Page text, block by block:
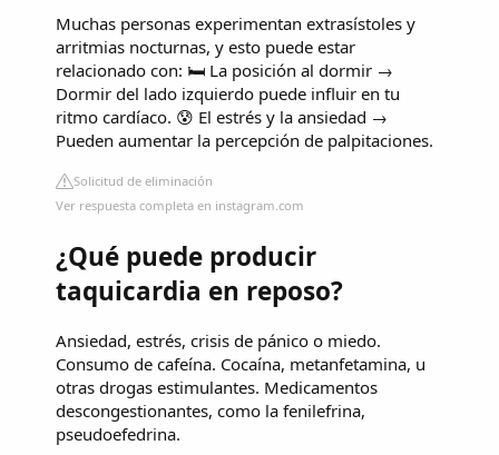
Muchas personas experimentan extrasístoles y
arritmias nocturnas, y esto puede estar
relacionado con: 🛏️ La posición al dormir →
Dormir del lado izquierdo puede influir en tu
ritmo cardíaco. 😰 El estrés y la ansiedad →
Pueden aumentar la percepción de palpitaciones.
Solicitud de eliminación
Ver respuesta completa en instagram.com
¿Qué puede producir
taquicardia en reposo?
Ansiedad, estrés, crisis de pánico o miedo.
Consumo de cafeína. Cocaína, metanfetamina, u
otras drogas estimulantes. Medicamentos
descongestionantes, como la fenilefrina,
pseudoefedrina.